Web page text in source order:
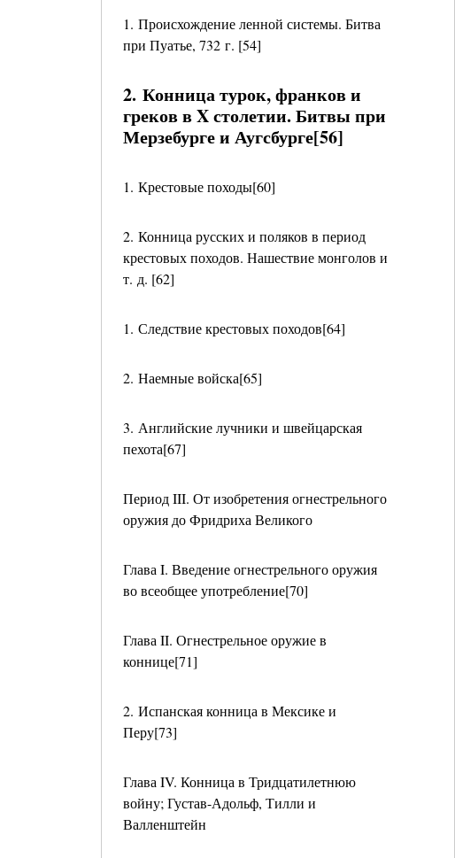
1. Происхождение ленной системы. Битва
при Пуатье, 732 г. [54]
2. Конница турок, франков и
греков в X столетии. Битвы при
Мерзебурге и Аугсбурге[56]
1. Крестовые походы[60]
2. Конница русских и поляков в период
крестовых походов. Нашествие монголов и
т. д. [62]
1. Следствие крестовых походов[64]
2. Наемные войска[65]
3. Английские лучники и швейцарская
пехота[67]
Период III. От изобретения огнестрельного
оружия до Фридриха Великого
Глава I. Введение огнестрельного оружия
во всеобщее употребление[70]
Глава II. Огнестрельное оружие в
коннице[71]
2. Испанская конница в Мексике и
Перу[73]
Глава IV. Конница в Тридцатилетнюю
войну; Густав-Адольф, Тилли и
Валленштейн